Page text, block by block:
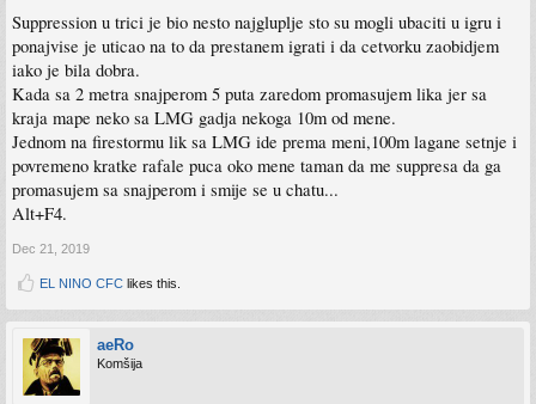
Suppression u trici je bio nesto najgluplje sto su mogli ubaciti u igru i
ponajvise je uticao na to da prestanem igrati i da cetvorku zaobidjem
iako je bila dobra.
Kada sa 2 metra snajperom 5 puta zaredom promasujem lika jer sa
kraja mape neko sa LMG gadja nekoga 10m od mene.
Jednom na firestormu lik sa LMG ide prema meni,100m lagane setnje i
povremeno kratke rafale puca oko mene taman da me suppresa da ga
promasujem sa snajperom i smije se u chatu...
Alt+F4.
Dec 21, 2019
EL NINO CFC likes this.
aeRo
Komšija